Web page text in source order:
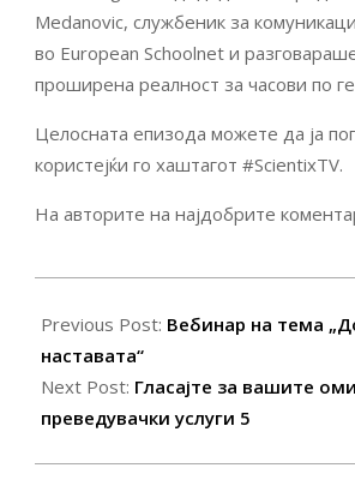
Medanovic, службеник за
во European Schoolnet и
проширена реалност за часови по
Целосната епизода можете да ја
користејќи го хаштагот #ScientixTV.
На авторите на најдобрите
10-
16
Previous Post: Вебинар на тема
наставата“
Next Post: Гласајте за вашите
преведувачки услуги 5